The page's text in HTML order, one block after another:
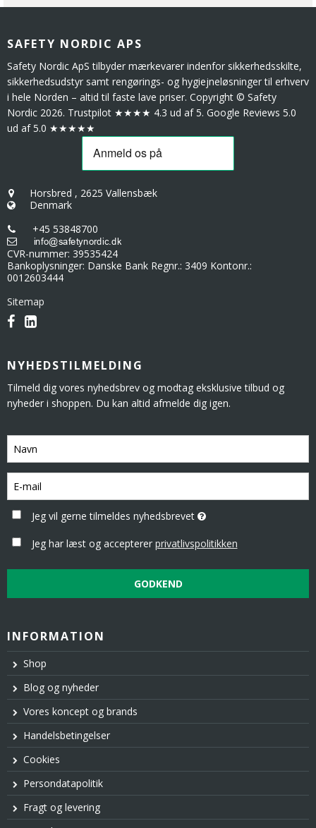
SAFETY NORDIC APS
Safety Nordic ApS tilbyder mærkevarer indenfor sikkerhedsskilte,
sikkerhedsudstyr samt rengørings- og hygiejneløsninger til erhverv
i hele Norden – altid til faste lave priser. Copyright © Safety
Nordic 2026. Trustpilot ★★★★ 4.3 ud af 5. Google Reviews 5.0
ud af 5.0 ★★★★★
Horsbred , 2625 Vallensbæk
Denmark
+45 53848700
CVR-nummer: 39535424
Bankoplysninger: Danske Bank Regnr.: 3409 Kontonr.:
0012603444
Sitemap
NYHEDSTILMELDING
Tilmeld dig vores nyhedsbrev og modtag eksklusive tilbud og
nyheder i shoppen. Du kan altid afmelde dig igen.
Jeg vil gerne tilmeldes nyhedsbrevet
Jeg har læst og accepterer privatlivspolitikken
GODKEND
INFORMATION
Shop
Blog og nyheder
Vores koncept og brands
Handelsbetingelser
Cookies
Persondatapolitik
Fragt og levering